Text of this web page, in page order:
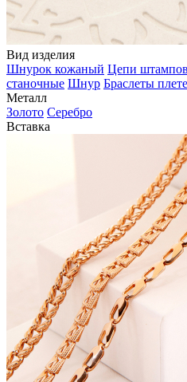
Вид изделия
Шнурок кожаный Цепи
станочные Шнур Браслеты
Металл
Золото Серебро
Вставка